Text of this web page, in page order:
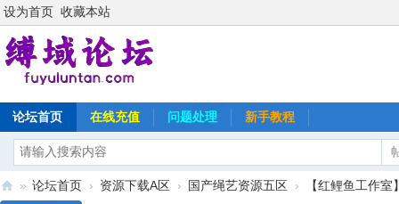
设为首页 收藏本站
论坛首页 在线充值 问题处理 新手教程
» 论坛首页 › 资源下载A区 › 国产绳艺资源五区 › 【红鲤鱼工作